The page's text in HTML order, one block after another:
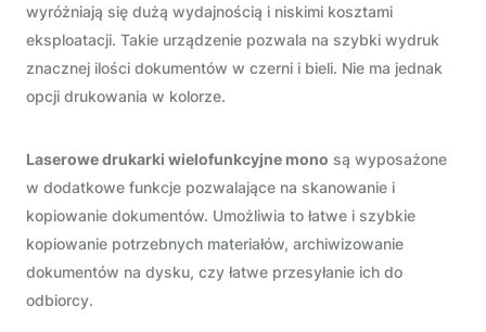
wyróżniają się dużą wydajnością i niskimi kosztami
eksploatacji. Takie urządzenie pozwala na szybki wydruk
znacznej ilości dokumentów w czerni i bieli. Nie ma jednak
opcji drukowania w kolorze.
Laserowe drukarki wielofunkcyjne mono są wyposażone
w dodatkowe funkcje pozwalające na skanowanie i
kopiowanie dokumentów. Umożliwia to łatwe i szybkie
kopiowanie potrzebnych materiałów, archiwizowanie
dokumentów na dysku, czy łatwe przesyłanie ich do
odbiorcy.